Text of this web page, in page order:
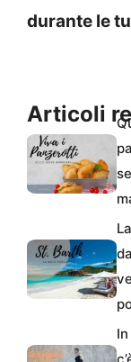
durante le
Articoli